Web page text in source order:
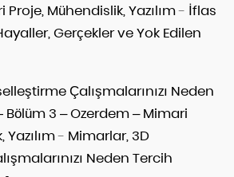
Mühendislik, Yazılım- İflas
Gerçekler ve Yok Edilen
Çalışmalarınızı Neden
3 – Ozerdem – Mimari
- Mimarlar, 3D
Neden Tercih